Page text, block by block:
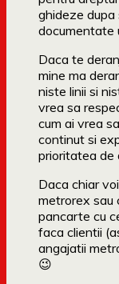
ghideze
documentate
Daca te
mine ma
niste linii si
vrea sa
cum ai vrea
continut si
prioritatea de
Daca chiar
metrorex sau
pancarte cu
faca clientii
angajatii
😉